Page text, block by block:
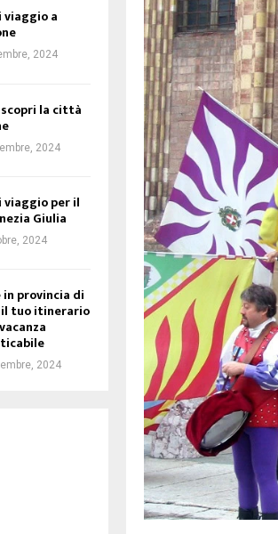
viaggio a
2024
la città
2024
viaggio per il
Giulia
2024
in provincia di
il tuo itinerario
2024